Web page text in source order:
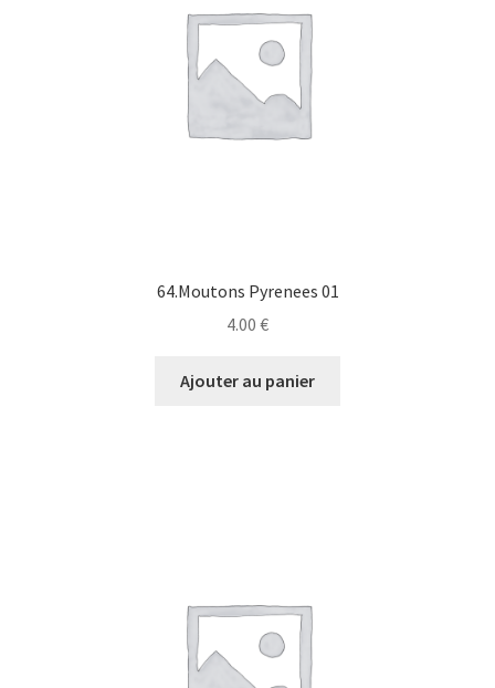
64.Moutons Pyrenees 01
4.00 €
Ajouter au panier